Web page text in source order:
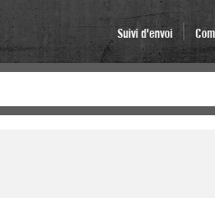
Suivi d'envoi